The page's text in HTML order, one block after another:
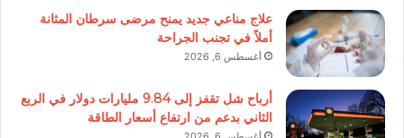
علاج مناعي جديد يمنح مرضى سرطان المثانة
أملاً في تجنب الجراحة
أغسطس 6, 2026
أرباح شل تقفز إلى 9.84 مليارات دولار في الربع
الثاني بدعم من ارتفاع أسعار الطاقة